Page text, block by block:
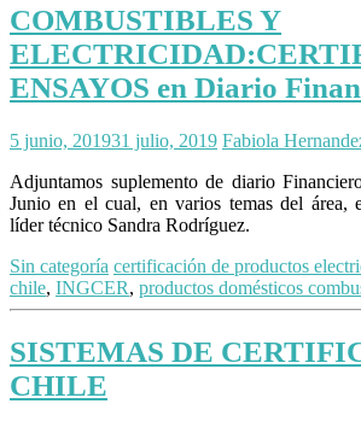
COMBUSTIBLES Y
ENSAYOS en Diario
5 junio, 201931 julio, 2019 Fabiola
Adjuntamos suplemento de diario
Junio en el cual, en varios temas del área,
líder técnico Sandra Rodríguez.
Sin categoría certificación de productos
chile, INGCER, productos domésticos
SISTEMAS DE
CHILE